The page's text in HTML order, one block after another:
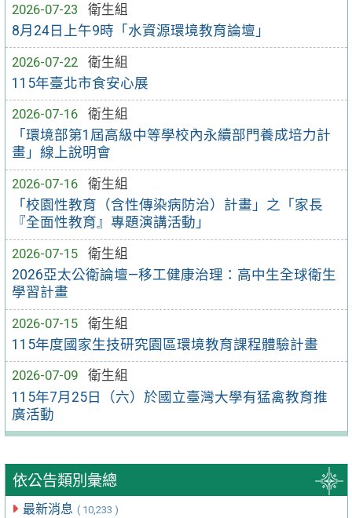
2026-07-23
衛生組
8月24日上午9時「水資源環境教育論壇」
2026-07-22
衛生組
115年臺北市食安心展
2026-07-16
衛生組
「環境部第1屆高級中等學校內永續部門養成培力計
畫」線上說明會
2026-07-16
衛生組
「校園性教育（含性傳染病防治）計畫」之「家長
『全面性教育』專題演講活動」
2026-07-15
衛生組
2026亞太公衛論壇—移工健康治理：高中生全球衛生
學習計畫
2026-07-15
衛生組
115年度國家生技研究園區環境教育課程體驗計畫
2026-07-09
衛生組
115年7月25日（六）於國立臺灣大學有猛禽教育推
廣活動
依公告類別彙總
最新消息 ( 10,233 )